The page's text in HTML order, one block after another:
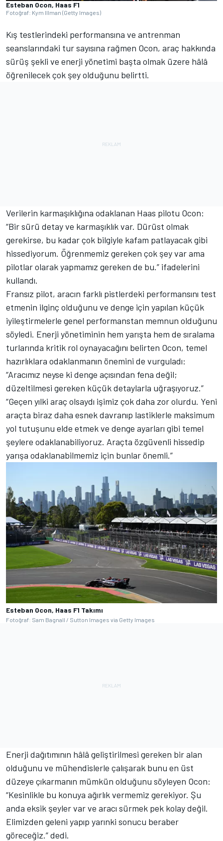
Esteban Ocon, Haas F1
Fotoğraf: Kym Illman (Getty Images)
Kış testlerindeki performansına ve antrenman
seanslarındaki tur sayısına rağmen Ocon, araç hakkında
sürüş şekli ve enerji yönetimi başta olmak üzere hâlâ
öğrenilecek çok şey olduğunu belirtti.
Verilerin karmaşıklığına odaklanan Haas pilotu Ocon:
“Bir sürü detay ve karmaşıklık var. Dürüst olmak
gerekirse, bu kadar çok bilgiyle kafam patlayacak gibi
hissediyorum. Öğrenmemiz gereken çok şey var ama
pilotlar olarak yapmamız gereken de bu.” ifadelerini
kullandı.
Fransız pilot, aracın farklı pistlerdeki performansını test
etmenin ilginç olduğunu ve denge için yapılan küçük
iyileştirmelerle genel performanstan memnun olduğunu
söyledi. Enerji yönetiminin hem yarışta hem de sıralama
turlarında kritik rol oynayacağını belirten Ocon, temel
hazırlıklara odaklanmanın önemini de vurguladı:
“Aracımız neyse ki denge açısından fena değil;
düzeltilmesi gereken küçük detaylarla uğraşıyoruz.”
“Geçen yılki araç olsaydı işimiz çok daha zor olurdu. Yeni
araçta biraz daha esnek davranıp lastiklerle maksimum
yol tutuşunu elde etmek ve denge ayarları gibi temel
şeylere odaklanabiliyoruz. Araçta özgüvenli hissedip
yarışa odaklanabilmemiz için bunlar önemli.”
Esteban Ocon, Haas F1 Takımı
Fotoğraf: Sam Bagnall / Sutton Images via Getty Images
Enerji dağıtımının hâlâ geliştirilmesi gereken bir alan
olduğunu ve mühendislerle çalışarak bunu en üst
düzeye çıkarmanın mümkün olduğunu söyleyen Ocon:
“Kesinlikle bu konuya ağırlık vermemiz gerekiyor. Şu
anda eksik şeyler var ve aracı sürmek pek kolay değil.
Elimizden geleni yapıp yarınki sonucu beraber
göreceğiz.” dedi.